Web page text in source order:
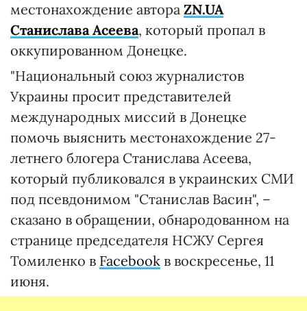
местонахождение автора ZN.UA
Станислава Асеева, который пропал в
оккупированном Донецке.
"Национальный союз журналистов
Украины просит представителей
международных миссий в Донецке
помочь выяснить местонахождение 27-
летнего блогера Станислава Асеева,
который публиковался в украинских СМИ
под псевдонимом "Станислав Васин", –
сказано в обращении, обнародованном на
странице председателя НСЖУ Сергея
Томиленко в Facebook в воскресенье, 11
июня.